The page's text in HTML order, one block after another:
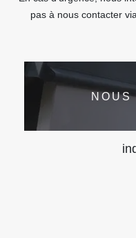
pas à nous contacter
NOUS